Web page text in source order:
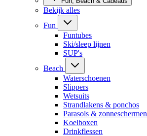
Bekijk alles
Fun
Funtubes
Ski/sleep lijnen
SUP's
Beach
Waterschoenen
Slippers
Wetsuits
Strandlakens & ponchos
Parasols & zonneschermen
Koelboxen
Drinkflessen